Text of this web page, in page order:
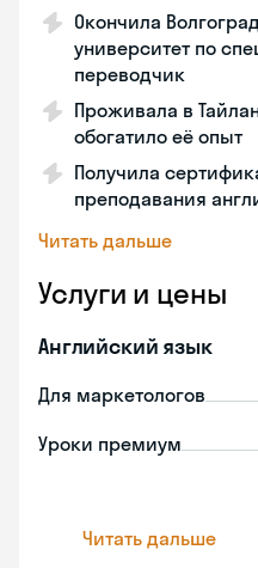
Окончила
университет по
переводчик
Проживала в
обогатило её опыт
Получила
преподавания
Читать дальше
Услуги и цены
Английский язык
Для маркетологов
Уроки премиум
Читать дальше